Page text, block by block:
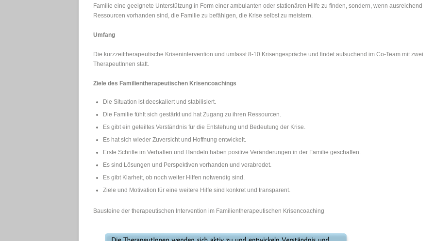
Familie eine geeignete Unterstützung in Form einer ambulanten oder stationären Hilfe zu finden, sondern, wenn ausreichend
Ressourcen vorhanden sind, die Familie zu befähigen, die Krise selbst zu meistern.
Umfang
Die kurzzeittherapeutische Krisenintervention und umfasst 8-10 Krisengespräche und findet aufsuchend im Co-Team mit zwei
TherapeutInnen statt.
Ziele des Familientherapeutischen Krisencoachings
Die Situation ist deeskaliert und stabilisiert.
Die Familie fühlt sich gestärkt und hat Zugang zu ihren Ressourcen.
Es gibt ein geteiltes Verständnis für die Entstehung und Bedeutung der Krise.
Es hat sich wieder Zuversicht und Hoffnung entwickelt.
Erste Schritte im Verhalten und Handeln haben positive Veränderungen in der Familie geschaffen.
Es sind Lösungen und Perspektiven vorhanden und verabredet.
Es gibt Klarheit, ob noch weiter Hilfen notwendig sind.
Ziele und Motivation für eine weitere Hilfe sind konkret und transparent.
Bausteine der therapeutischen Intervention im Familientherapeutischen Krisencoaching